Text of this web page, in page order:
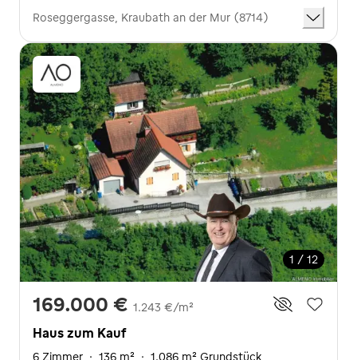
Roseggergasse, Kraubath an der Mur (8714)
1 / 12
169.000 € 1.243 €/m²
Haus zum Kauf
6 Zimmer · 136 m² · 1.086 m² Grundstück